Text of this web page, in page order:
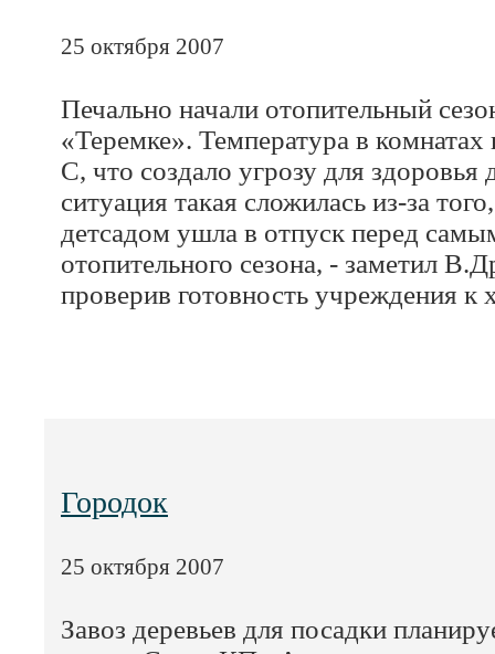
25 октября 2007
Печально начали отопительный
«Теремке». Температура в
С, что создало угрозу для
ситуация такая сложилась из-за
детсадом ушла в отпуск перед
отопительного сезона, - заметил
проверив готовность учреждения к
Городок
25 октября 2007
Завоз деревьев для посадки